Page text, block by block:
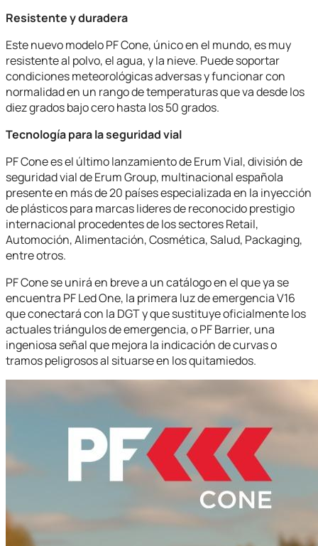
Resistente y duradera
Este nuevo modelo PF Cone, único en el mundo, es muy
resistente al polvo, el agua, y la nieve. Puede soportar
condiciones meteorológicas adversas y funcionar con
normalidad en un rango de temperaturas que va desde los
diez grados bajo cero hasta los 50 grados.
Tecnología para la seguridad vial
PF Cone es el último lanzamiento de Erum Vial, división de
seguridad vial de Erum Group, multinacional española
presente en más de 20 países especializada en la inyección
de plásticos para marcas lideres de reconocido prestigio
internacional procedentes de los sectores Retail,
Automoción, Alimentación, Cosmética, Salud, Packaging,
entre otros.
PF Cone se unirá en breve a un catálogo en el que ya se
encuentra PF Led One, la primera luz de emergencia V16
que conectará con la DGT y que sustituye oficialmente los
actuales triángulos de emergencia, o PF Barrier, una
ingeniosa señal que mejora la indicación de curvas o
tramos peligrosos al situarse en los quitamiedos.